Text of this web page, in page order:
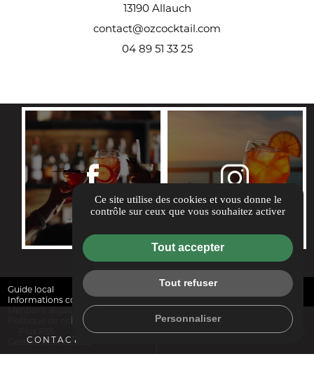
mail
CONTACTEZ-NOUS
13190 Allauch
contact@ozcocktail.com
04 89 51 33 25
Guide local
Informations complémentaires
Politique de confidentialité
Gestion des cookies
Ce site utilise des cookies et vous donne le
contrôle sur ceux que vous souhaitez activer
Tout accepter
Tout refuser
Personnaliser